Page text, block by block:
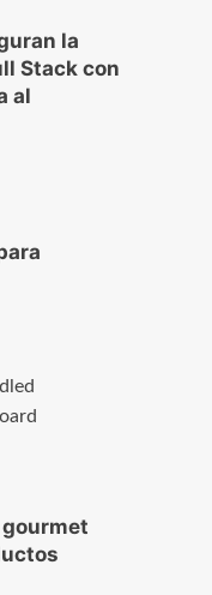
la
Stack con
al